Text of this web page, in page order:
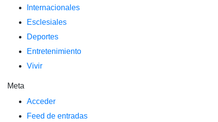
Internacionales
Esclesiales
Deportes
Entretenimiento
Vivir
Meta
Acceder
Feed de entradas